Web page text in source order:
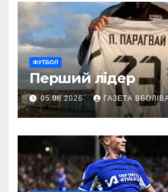
ФУТБОЛ
Перший лідер
05.08.2026 ГАЗЕТА